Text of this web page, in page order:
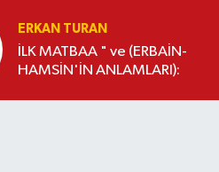
ERKAN TURAN
İLK MATBAA " ve (ERBAİN-
HAMSİN'İN ANLAMLARI):